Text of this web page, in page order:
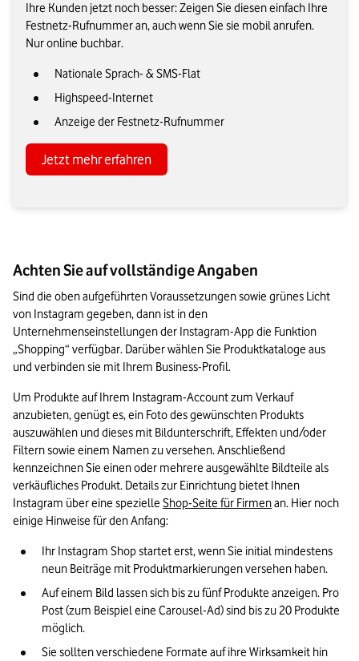
Ihre Kunden jetzt noch besser: Zeigen Sie diesen einfach Ihre
Festnetz-Rufnummer an, auch wenn Sie sie mobil anrufen.
Nur online buchbar.
Nationale Sprach- & SMS-Flat
Highspeed-Internet
Anzeige der Festnetz-Rufnummer
Jetzt mehr erfahren
Achten Sie auf vollständige Angaben
Sind die oben aufgeführten Voraussetzungen sowie grünes Licht
von Instagram gegeben, dann ist in den
Unternehmenseinstellungen der Instagram-App die Funktion
„Shopping“ verfügbar. Darüber wählen Sie Produktkataloge aus
und verbinden sie mit Ihrem Business-Profil.
Um Produkte auf Ihrem Instagram-Account zum Verkauf
anzubieten, genügt es, ein Foto des gewünschten Produkts
auszuwählen und dieses mit Bildunterschrift, Effekten und/oder
Filtern sowie einem Namen zu versehen. Anschließend
kennzeichnen Sie einen oder mehrere ausgewählte Bildteile als
verkäufliches Produkt. Details zur Einrichtung bietet Ihnen
Instagram über eine spezielle Shop-Seite für Firmen an. Hier noch
einige Hinweise für den Anfang:
Ihr Instagram Shop startet erst, wenn Sie initial mindestens
neun Beiträge mit Produktmarkierungen versehen haben.
Auf einem Bild lassen sich bis zu fünf Produkte anzeigen. Pro
Post (zum Beispiel eine Carousel-Ad) sind bis zu 20 Produkte
möglich.
Sie sollten verschiedene Formate auf ihre Wirksamkeit hin